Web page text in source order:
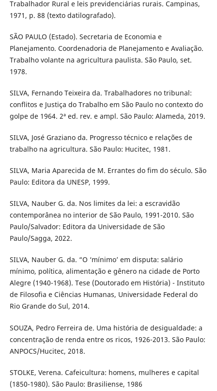
Trabalhador Rural e leis previdenciárias rurais. Campinas,
1971, p. 88 (texto datilografado).
SÃO PAULO (Estado). Secretaria de Economia e
Planejamento. Coordenadoria de Planejamento e Avaliação.
Trabalho volante na agricultura paulista. São Paulo, set.
1978.
SILVA, Fernando Teixeira da. Trabalhadores no tribunal:
conflitos e Justiça do Trabalho em São Paulo no contexto do
golpe de 1964. 2ª ed. rev. e ampl. São Paulo: Alameda, 2019.
SILVA, José Graziano da. Progresso técnico e relações de
trabalho na agricultura. São Paulo: Hucitec, 1981.
SILVA, Maria Aparecida de M. Errantes do fim do século. São
Paulo: Editora da UNESP, 1999.
SILVA, Nauber G. da. Nos limites da lei: a escravidão
contemporânea no interior de São Paulo, 1991-2010. São
Paulo/Salvador: Editora da Universidade de São
Paulo/Sagga, 2022.
SILVA, Nauber G. da. “O ‘mínimo’ em disputa: salário
mínimo, política, alimentação e gênero na cidade de Porto
Alegre (1940-1968). Tese (Doutorado em História) - Instituto
de Filosofia e Ciências Humanas, Universidade Federal do
Rio Grande do Sul, 2014.
SOUZA, Pedro Ferreira de. Uma história de desigualdade: a
concentração de renda entre os ricos, 1926-2013. São Paulo:
ANPOCS/Hucitec, 2018.
STOLKE, Verena. Cafeicultura: homens, mulheres e capital
(1850-1980). São Paulo: Brasiliense, 1986